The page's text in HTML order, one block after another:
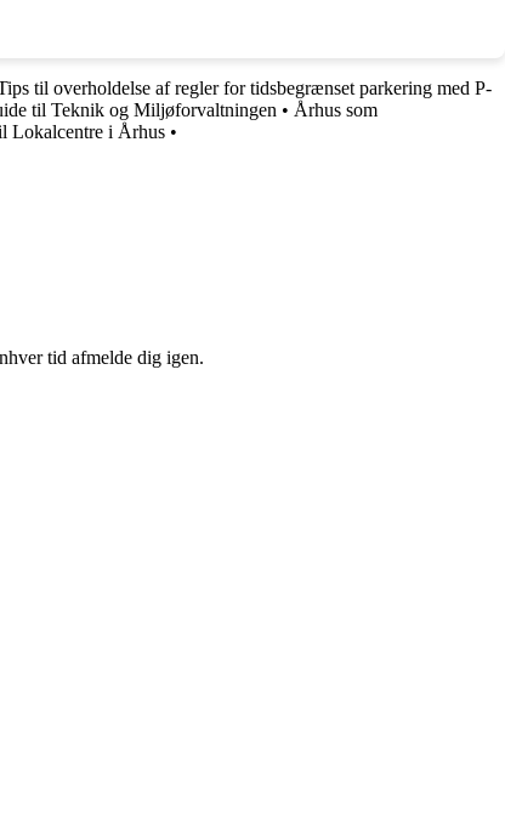
til overholdelse af regler for tidsbegrænset parkering med P-
til Teknik og Miljøforvaltningen • Århus som
Lokalcentre i Århus •
tid afmelde dig igen.